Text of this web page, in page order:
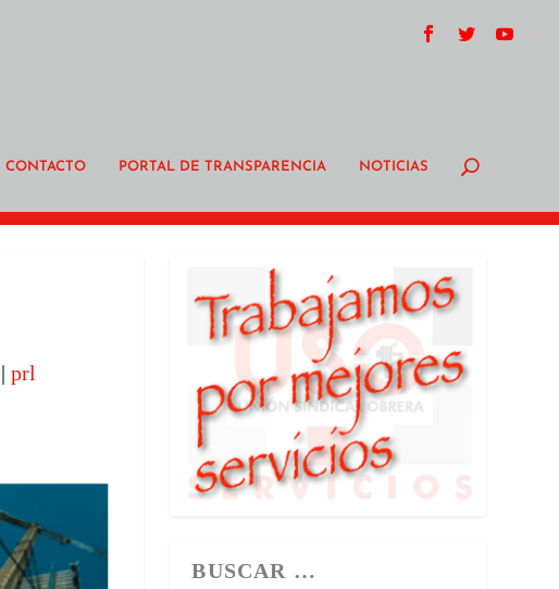
CONTACTO PORTAL DE TRANSPARENCIA NOTICIAS
| prl